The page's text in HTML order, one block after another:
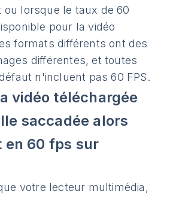
lorsque le taux de 60
pour la vidéo
formats différents ont des
différentes, et toutes
n'incluent pas 60 FPS.
vidéo téléchargée
saccadée alors
en 60 fps sur
votre lecteur multimédia,